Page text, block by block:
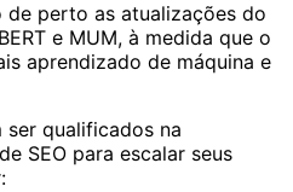
de perto as atualizações do
e MUM, à medida que o
aprendizado de máquina e
ser qualificados na
SEO para escalar seus